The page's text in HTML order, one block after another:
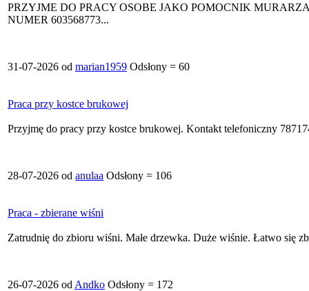
PRZYJME DO PRACY OSOBE JAKO POMOCNIK
NUMER 603568773...
31-07-2026 od marian1959 Odsłony = 60
Praca przy kostce brukowej
Przyjmę do pracy przy kostce brukowej. Kontakt telefoniczny
28-07-2026 od anulaa Odsłony = 106
Praca - zbierane wiśni
Zatrudnię do zbioru wiśni. Małe drzewka. Duże wiśnie. Łatwo się
26-07-2026 od Andko Odsłony = 172